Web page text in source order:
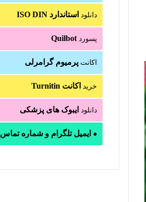
دانلود استاندارد ISO DIN
پسوردQuilbot
اکانتپرمیوم گرامرلی
خرید اکانت Turnitin
دانلود ایبوک های پزشکی
● ایمیل تلگرام و شماره تماس